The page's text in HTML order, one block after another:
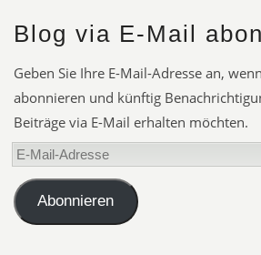
Blog via E-Mail
Geben Sie Ihre E-Mail-Adresse an,
abonnieren und künftig
Beiträge via E-Mail erhalten möchten.
E-
Mail-
AdresseAbonnieren